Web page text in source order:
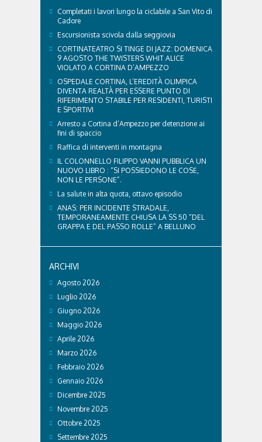
affrontare il caldo in sicurezza e benessere...
Completati i lavori lungo la ciclabile a San Vito di
Cadore
Escursionista scivola dalla seggiovia
CORTINATEATRO SI TINGE DI JAZZ: DOMENICA
9 AGOSTO THE TWISTERS WHIT ALICE
VIOLATO A CORTINA D’AMPEZZO
OSPEDALE CORTINA, L’EREDITÀ OLIMPICA
DIVENTA REALTÀ PER ESSERE PUNTO DI
RIFERIMENTO STABILE PER RESIDENTI, TURISTI
E SPORTIVI
Arresto a Cortina d’Ampezzo per detenzione ai
fini di spaccio
Raffica di interventi in montagna
IL COLONNELLO FILIPPO VANNI PUBBLICA UN
NUOVO LIBRO : “SI POSSIEDONO LE COSE,
NON LE PERSONE”.
La salute in alta quota, ottavo episodio
ANAS: PER INCIDENTE STRADALE,
TEMPORANEAMENTE CHIUSA LA SS 50 “DEL
GRAPPA E DEL PASSO ROLLE” A BELLUNO
ARCHIVI
Agosto 2026
Luglio 2026
Giugno 2026
Maggio 2026
Aprile 2026
Marzo 2026
Febbraio 2026
Gennaio 2026
Dicembre 2025
Novembre 2025
Ottobre 2025
Settembre 2025